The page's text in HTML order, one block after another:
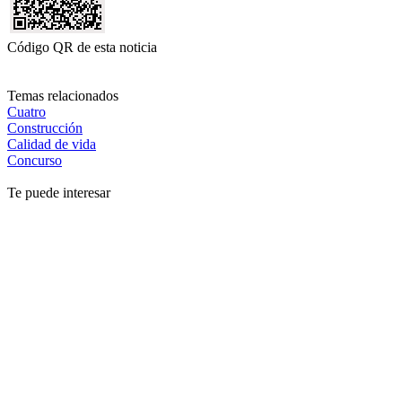
Código QR de esta noticia
Temas relacionados
Cuatro
Construcción
Calidad de vida
Concurso
Te puede interesar